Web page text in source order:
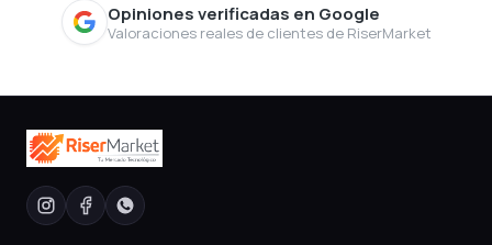
Opiniones verificadas en Google
Valoraciones reales de clientes de RiserMarket